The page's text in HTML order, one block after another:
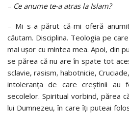
– Ce anume te-a atras la Islam?
– Mi s-a părut că-mi oferă
căutam. Disciplina. Teologia pe
mai ușor cu mintea mea. Apoi, din
se părea că nu are în spate tot
sclavie, rasism, habotnicie,
intoleranța de care creștinii au
secolelor. Spiritual vorbind, părea
lui Dumnezeu, în care îți puteai